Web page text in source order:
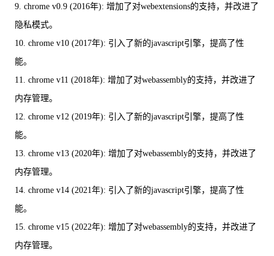
9. chrome v0.9 (2016年): 增加了对webextensions的支持，并改进了
隐私模式。
10. chrome v10 (2017年): 引入了新的javascript引擎，提高了性
能。
11. chrome v11 (2018年): 增加了对webassembly的支持，并改进了
内存管理。
12. chrome v12 (2019年): 引入了新的javascript引擎，提高了性
能。
13. chrome v13 (2020年): 增加了对webassembly的支持，并改进了
内存管理。
14. chrome v14 (2021年): 引入了新的javascript引擎，提高了性
能。
15. chrome v15 (2022年): 增加了对webassembly的支持，并改进了
内存管理。